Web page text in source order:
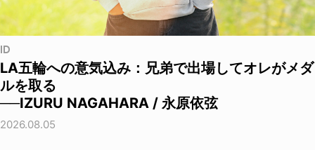
ID
LA五輪への意気込み：兄弟で出場してオレがメダ
ルを取る
──IZURU NAGAHARA / 永原依弦
2026.08.05